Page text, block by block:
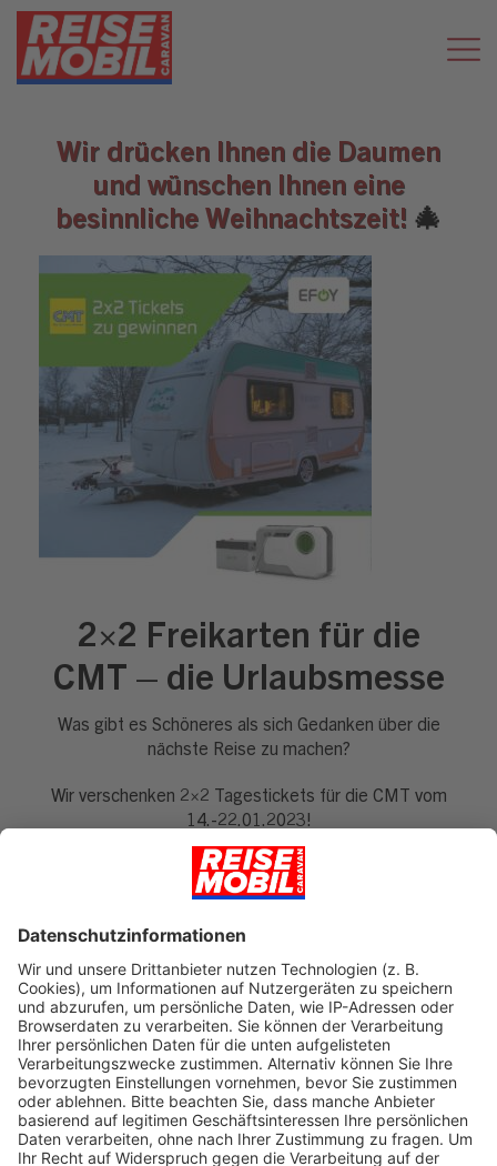
Wir drücken Ihnen die Daumen
und wünschen Ihnen eine
besinnliche Weihnachtszeit! 🎄
2×2 Freikarten für die
CMT – die Urlaubsmesse
Was gibt es Schöneres als sich Gedanken über die
nächste Reise zu machen?
Wir verschenken 2×2 Tagestickets für die CMT vom
14.-22.01.2023!
Neben Reisemobilen und Ideen für zukünftige
Reiseziele gibt es außerdem eine Halle voller
zum Thema „autarke Stromversorgung im Reisemobil“.
Wir freuen uns auf Euren Besuch!
»Mehr zu EFOY
Dieses Türchen ist leider schon geschlossen.
Die Gewinnbenachrichtigung und der Versand erfolgen erst nach